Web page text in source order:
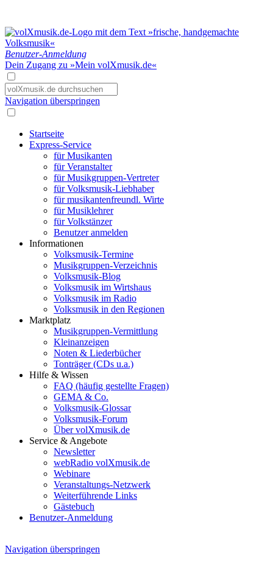
Benutzer-Anmeldung
Dein Zugang zu »Mein volXmusik.de«
Navigation überspringen
Startseite
Express-Service
für Musikanten
für Veranstalter
für Musikgruppen-Vertreter
für Volksmusik-Liebhaber
für musikantenfreundl. Wirte
für Musiklehrer
für Volkstänzer
Benutzer anmelden
Informationen
Volksmusik-Termine
Musikgruppen-Verzeichnis
Volksmusik-Blog
Volksmusik im Wirtshaus
Volksmusik im Radio
Volksmusik in den Regionen
Marktplatz
Musikgruppen-Vermittlung
Kleinanzeigen
Noten & Liederbücher
Tonträger (CDs u.a.)
Hilfe & Wissen
FAQ (häufig gestellte Fragen)
GEMA & Co.
Volksmusik-Glossar
Volksmusik-Forum
Über volXmusik.de
Service & Angebote
Newsletter
webRadio volXmusik.de
Webinare
Veranstaltungs-Netzwerk
Weiterführende Links
Gästebuch
Benutzer-Anmeldung
Navigation überspringen